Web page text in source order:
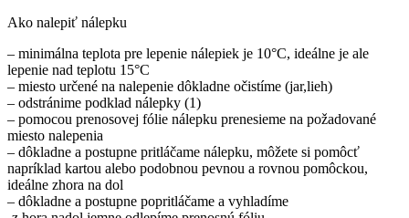
Ako nalepiť nálepku
– minimálna teplota pre lepenie nálepiek je 10°C, ideálne je ale
lepenie nad teplotu 15°C
– miesto určené na nalepenie dôkladne očistíme (jar,lieh)
– odstránime podklad nálepky (1)
– pomocou prenosovej fólie nálepku prenesieme na požadované
miesto nalepenia
– dôkladne a postupne pritláčame nálepku, môžete si pomôcť
napríklad kartou alebo podobnou pevnou a rovnou pomôckou,
ideálne zhora na dol
– dôkladne a postupne popritláčame a vyhladíme